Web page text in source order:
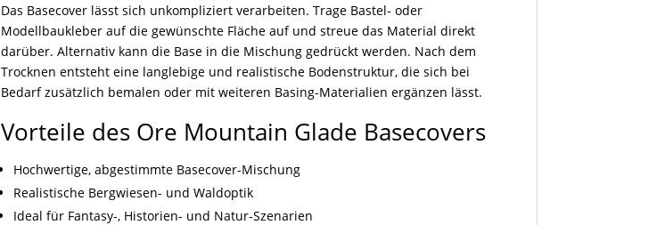
Das Basecover lässt sich unkompliziert verarbeiten. Trage Bastel- oder
Modellbaukleber auf die gewünschte Fläche auf und streue das Material direkt
darüber. Alternativ kann die Base in die Mischung gedrückt werden. Nach dem
Trocknen entsteht eine langlebige und realistische Bodenstruktur, die sich bei
Bedarf zusätzlich bemalen oder mit weiteren Basing-Materialien ergänzen lässt.
Vorteile des Ore Mountain Glade Basecovers
Hochwertige, abgestimmte Basecover-Mischung
Realistische Bergwiesen- und Waldoptik
Ideal für Fantasy-, Historien- und Natur-Szenarien